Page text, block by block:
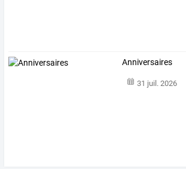
Anniversaires
31 juil. 2026